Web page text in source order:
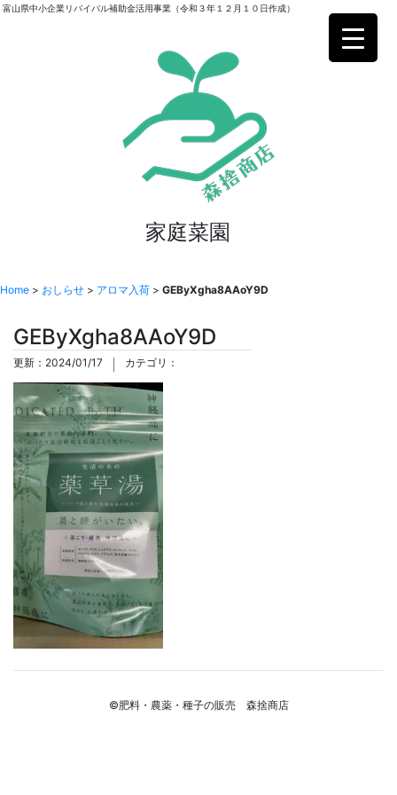
富山県中小企業リバイバル補助金活用事業（令和３年１２月１０日作成）
家庭菜園
Home > おしらせ > アロマ入荷 > GEByXgha8AAoY9D
GEByXgha8AAoY9D
更新：2024/01/17 カテゴリ：
©肥料・農薬・種子の販売 森捨商店